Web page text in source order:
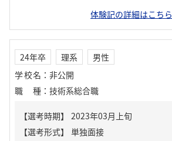
体験記の詳細はこちら
24年卒 理系
男性
学校名 ： 非公開
職種 ： 技術系総合職